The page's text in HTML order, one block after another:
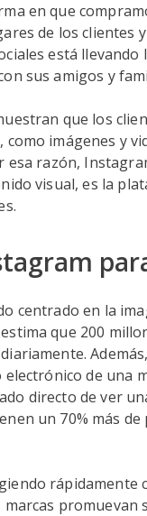
en que
de los
está
sus amigos y
que los
como imágenes y
esa razón,
visual, es la
centrado en la
que 200
electrónico de una
directo de ver
un 70% más
rápidamente
promuevan